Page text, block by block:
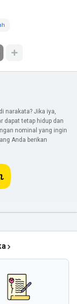
narakata? Jika iya,
dapat tetap hidup dan
nominal yang ingin
Anda berikan